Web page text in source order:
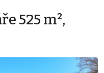
525 m²,